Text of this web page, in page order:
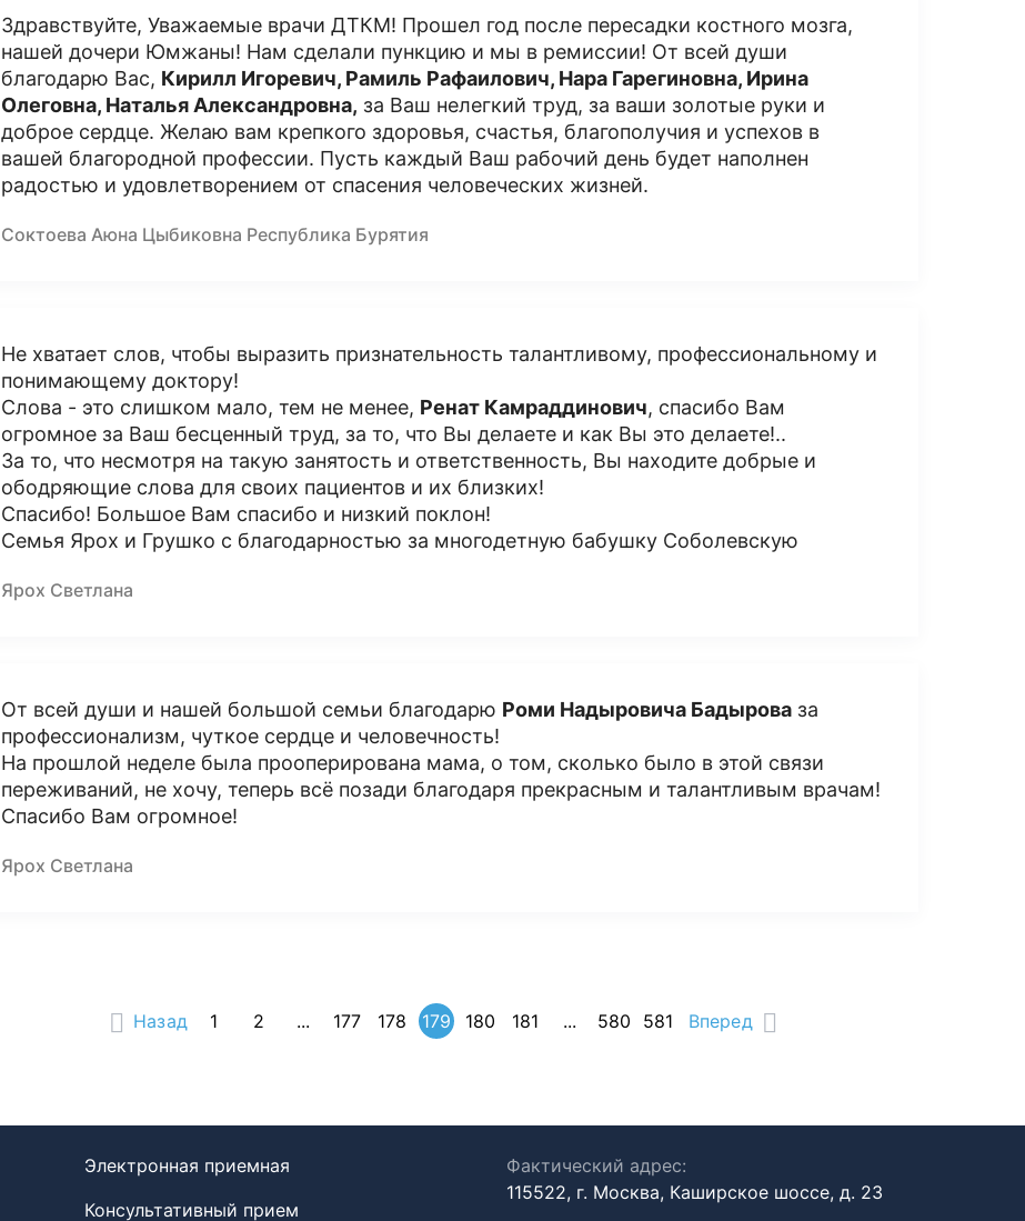
Здравствуйте, Уважаемые врачи ДТКМ! Прошел год после пересадки костного мозга,
нашей дочери Юмжаны! Нам сделали пункцию и мы в ремиссии! От всей души
благодарю Вас, Кирилл Игоревич, Рамиль Рафаилович, Нара Гарегиновна, Ирина
Олеговна, Наталья Александровна, за Ваш нелегкий труд, за ваши золотые руки и
доброе сердце. Желаю вам крепкого здоровья, счастья, благополучия и успехов в
вашей благородной профессии. Пусть каждый Ваш рабочий день будет наполнен
радостью и удовлетворением от спасения человеческих жизней.
Соктоева Аюна Цыбиковна Республика Бурятия
Не хватает слов, чтобы выразить признательность талантливому, профессиональному и
понимающему доктору!
Слова - это слишком мало, тем не менее, Ренат Камраддинович, спасибо Вам
огромное за Ваш бесценный труд, за то, что Вы делаете и как Вы это делаете!..
За то, что несмотря на такую занятость и ответственность, Вы находите добрые и
ободряющие слова для своих пациентов и их близких!
Спасибо! Большое Вам спасибо и низкий поклон!
Семья Ярох и Грушко с благодарностью за многодетную бабушку Соболевскую
Ярох Светлана
От всей души и нашей большой семьи благодарю Роми Надыровича Бадыроваза
профессионализм, чуткое сердце и человечность!
На прошлой неделе была прооперирована мама, о том, сколько было в этой связи
переживаний, не хочу, теперь всё позади благодаря прекрасным и талантливым врачам!
Спасибо Вам огромное!
Ярох Светлана
Назад 1 2 ... 177 178 179 180 181 ... 580 581 Вперед
Электронная приемная
Консультативный прием
Фактический адрес:
115522, г. Москва, Каширское шоссе, д. 23